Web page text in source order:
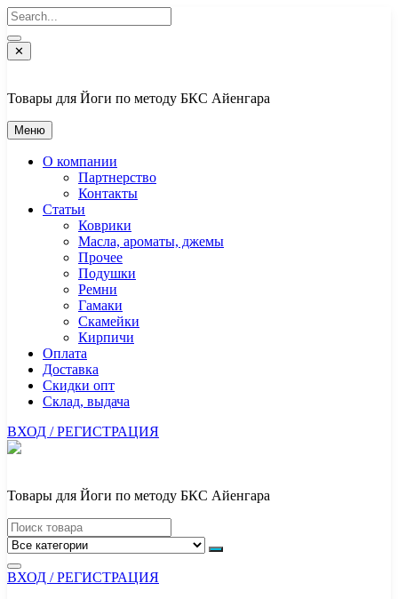
Перейти
к
содержимому
✕
Товары для Йоги по методу БКС Айенгара
Меню
О компании
Партнерство
Контакты
Статьи
Коврики
Масла, ароматы, джемы
Прочее
Подушки
Ремни
Гамаки
Скамейки
Кирпичи
Оплата
Доставка
Скидки опт
Склад, выдача
ВХОД / РЕГИСТРАЦИЯ
Товары для Йоги по методу БКС Айенгара
ВХОД / РЕГИСТРАЦИЯ